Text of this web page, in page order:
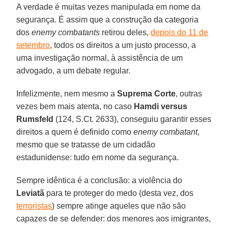
A verdade é muitas vezes manipulada em nome da
segurança. É assim que a construção da categoria
dosenemy combatants retirou deles,depois do 11 de
setembro, todos os direitos a um justo processo, a
uma investigação normal, à assistência de um
advogado, a um debate regular.
Infelizmente, nem mesmo aSuprema Corte, outras
vezes bem mais atenta, no caso Hamdi versus
Rumsfeld (124, S.Ct. 2633), conseguiu garantir esses
direitos a quem é definido comoenemy combatant,
mesmo que se tratasse de um cidadão
estadunidense: tudo em nome da segurança.
Sempre idêntica é a conclusão: a violência do
Leviatã para te proteger do medo (desta vez, dos
terroristas) sempre atinge aqueles que não são
capazes de se defender: dos menores aos imigrantes,